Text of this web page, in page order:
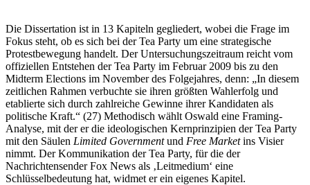
Die Dissertation ist in 13 Kapiteln gegliedert, wobei die Frage im
Fokus steht, ob es sich bei der Tea Party um eine strategische
Protestbewegung handelt. Der Untersuchungszeitraum reicht vom
offiziellen Entstehen der Tea Party im Februar 2009 bis zu den
Midterm Elections im November des Folgejahres, denn: „In diesem
zeitlichen Rahmen verbuchte sie ihren größten Wahlerfolg und
etablierte sich durch zahlreiche Gewinne ihrer Kandidaten als
politische Kraft.“ (27) Methodisch wählt Oswald eine Framing-
Analyse, mit der er die ideologischen Kernprinzipien der Tea Party
mit den Säulen Limited Governmentund Free Marketins Visier
nimmt. Der Kommunikation der Tea Party, für die der
Nachrichtensender Fox News als ‚Leitmedium‘ eine
Schlüsselbedeutung hat, widmet er ein eigenes Kapitel.